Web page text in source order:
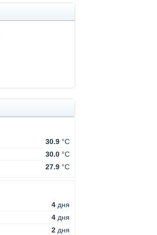
30.9 °C
30.0 °C
27.9 °C
4 дня
4 дня
2 дня